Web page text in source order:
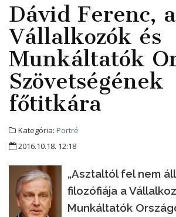
Dávid Ferenc, a
Vállalkozók és
Munkáltatók
Szövetségének
főtitkára
Kategória: Portré
2016.10.18. 12:18
„Asztaltól fel nem
filozófiája a
Munkáltatók